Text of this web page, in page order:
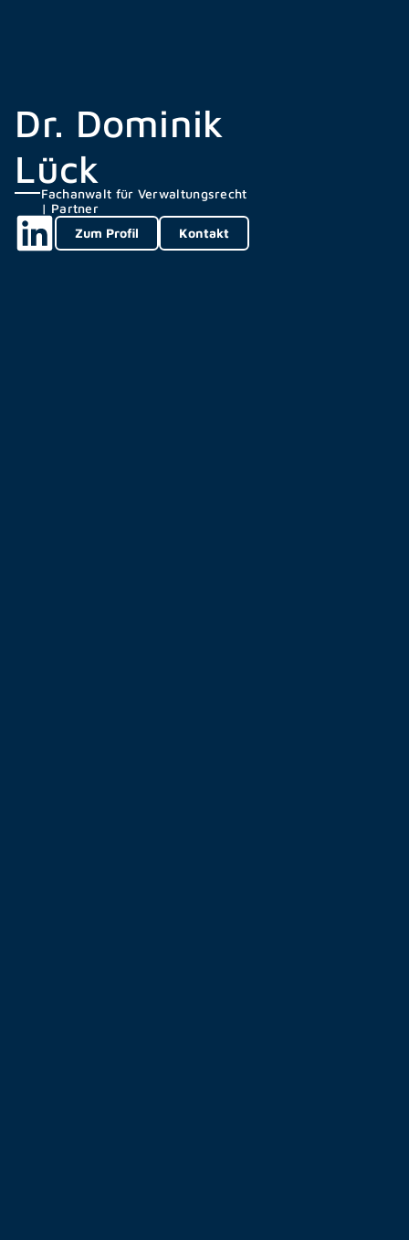
Dr. Dominik
Lück
Fachanwalt für Verwaltungsrecht
| Partner
Zum Profil
Kontakt